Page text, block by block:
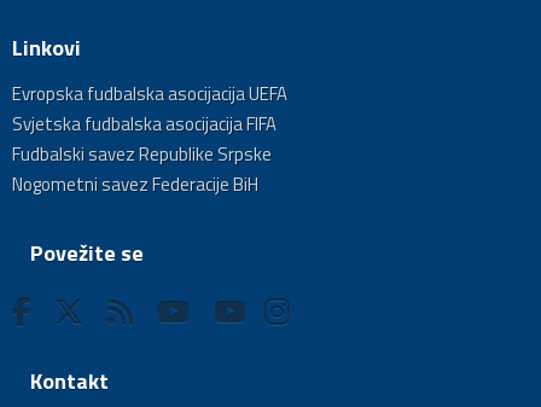
Linkovi
Evropska fudbalska asocijacija UEFA
Svjetska fudbalska asocijacija FIFA
Fudbalski savez Republike Srpske
Nogometni savez Federacije BiH
Povežite se
Kontakt